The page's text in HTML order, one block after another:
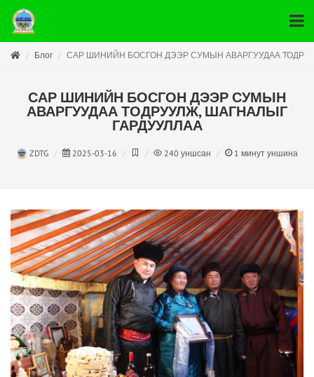
Блог САР ШИНИЙН БОСГОН ДЭЭР СУМЫН АВАРГУУДАА
САР ШИНИЙН БОСГОН ДЭЭР СУМЫН
АВАРГУУДАА ТОДРУУЛЖ, ШАГНАЛЫГ
ГАРДУУЛЛАА
ZDTG 2025-03-16 240 уншсан 1 минут уншина